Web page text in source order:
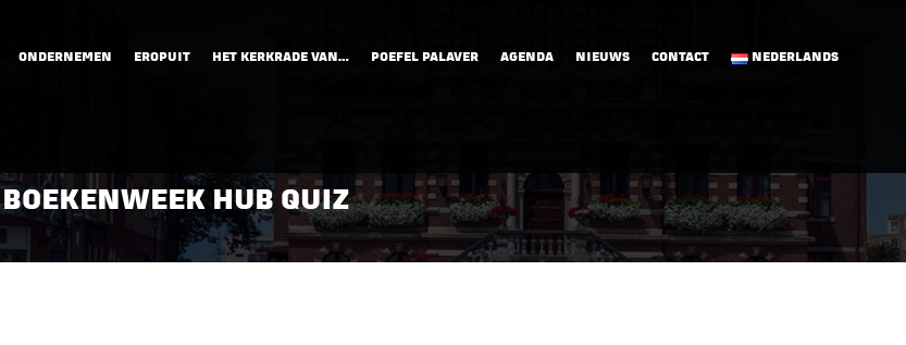
ONDERNEMEN EROPUIT HET KERKRADE VAN… POEFEL PALAVER AGENDA NIEUWS CONTACT NEDERLANDS
BOEKENWEEK HUB QUIZ